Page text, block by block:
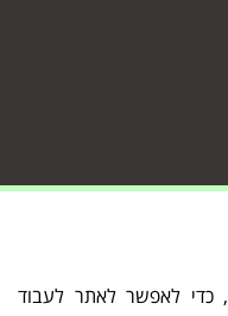
באתר זה אנו משתמשים בקבצי Cookies, כדי לאפשר לאתר לעבוד